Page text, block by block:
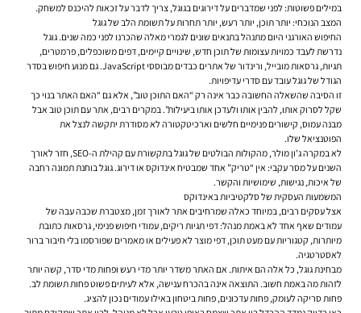
במילים פשוטות: לפני שמדברים על דירוגים בגוגל, צריך לדבר על זכאות להיכנס למשחק.
המצב הנוכחי: יותר תוכן, יותר רעש, יותר תחרות על תשומת הלב של גוגל
החיפוש האורגני היום מתנהל בתנאים שונים לגמרי מאלה שהכרנו לפני כמה שנים. גוגל
נדרשת לעבד כמויות עצומות של תוכן חדש, שינויים קיימים, דפים משוכפלים, פרמטרים,
תגיות, גרסאות מובייל, ורינדור של אתרים כבדים מבוססי JavaScript. גם מנוע חיפוש בסדר
הגודל של גוגל עובד עם סדרי עדיפויות.
זו הסיבה שהשאלה החשובה כבר אינה רק “האם התוכן טוב”, אלא גם “האם האתר בנוי כך
שקל לסרוק אותו, להבין אותו ולעדכן אותו ביעילות”. במקרים רבים, אתר עם תוכן טוב אבל
מבנה עמוס, קישורים פנימיים חלשים וארכיטקטורה לא מסודרת יתקשה לנצל את
הפוטנציאל שלו.
לא במקרה ג'ון מולר, מהקולות הבולטים של גוגל בתקשורת עם קהילת ה-SEO, חזר לאורך
השנים על מסר עקבי: אין “טריק” אחד שמבטיח אינדוקס או דירוג. גוגל בוחנת תמונה רחבה
של איכות, נגישות, שימושיות והקשר.
המשמעות העסקית של סלקטיביות באינדוקס
אצל עסקים רבים, במיוחד כאלה שמרחיבים אתר לאורך זמן, מצטברת שכבה עבה של
עמודים שאף אחד לא באמת מנהל: דפי תגיות ריקים, עמודי חיפוש פנימי, גרסאות כתובת
מיותרות, קטגוריות עם מעט תוכן, דפי מוצר לא פעילים או מאמרים שפורסמו בלי חיבור ברור
לאסטרטגיה.
מבחינת גוגל, כל אלה הם איתות. אם האתר משדר יותר מדי רעש ופחות מדי סדר, קשה יותר
לזהות מה באמת חשוב. התוצאה אינה בהכרח ענישה, אלא לעיתים פשוט פחות תשומת לב.
פחות סריקה לעומק, פחות עדכונים, פחות ביטחון באילו עמודים נכון להציג.